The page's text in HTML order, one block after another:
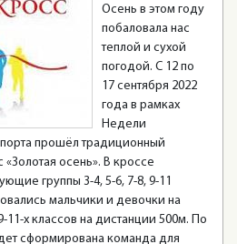
Осень в этом году
побаловала нас
теплой и сухой
погодой. С 12 по
17 сентября 2022
года в рамках
Недели
прошёл традиционный
«Золотая осень». В кроссе
группы 3-4, 5-6, 7-8, 9-11
мальчики и девочки на
х классов на дистанции 500м. По
сформирована команда для